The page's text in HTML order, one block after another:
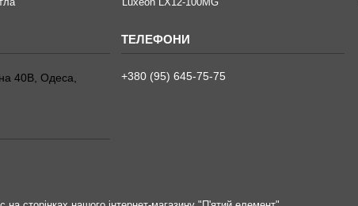
40В, Одеса,
+380 (95) 645-75-75